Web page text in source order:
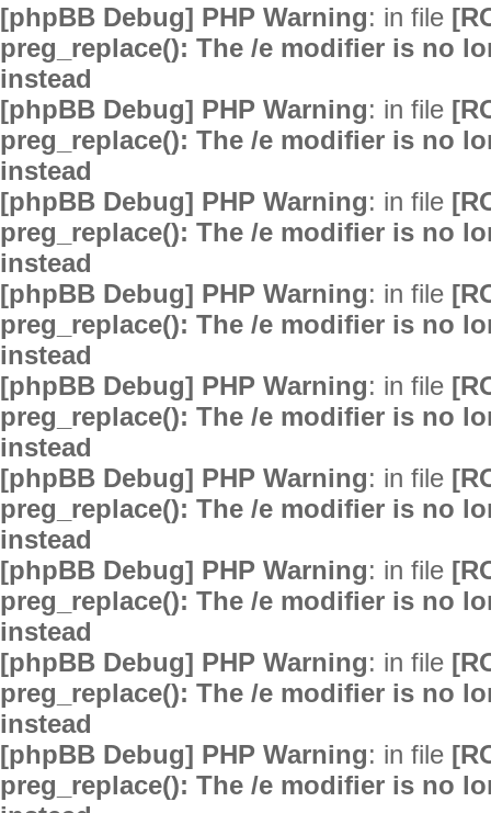
[phpBB Debug] PHP Warning: in file
preg_replace(): The /e modifier is no
instead
[phpBB Debug] PHP Warning: in file
preg_replace(): The /e modifier is no
instead
[phpBB Debug] PHP Warning: in file
preg_replace(): The /e modifier is no
instead
[phpBB Debug] PHP Warning: in file
preg_replace(): The /e modifier is no
instead
[phpBB Debug] PHP Warning: in file
preg_replace(): The /e modifier is no
instead
[phpBB Debug] PHP Warning: in file
preg_replace(): The /e modifier is no
instead
[phpBB Debug] PHP Warning: in file
preg_replace(): The /e modifier is no
instead
[phpBB Debug] PHP Warning: in file
preg_replace(): The /e modifier is no
instead
[phpBB Debug] PHP Warning: in file
preg_replace(): The /e modifier is no